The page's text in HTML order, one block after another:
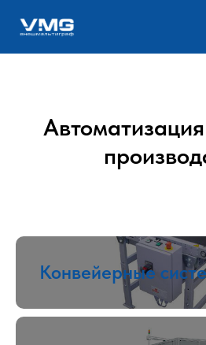
Конвейерные